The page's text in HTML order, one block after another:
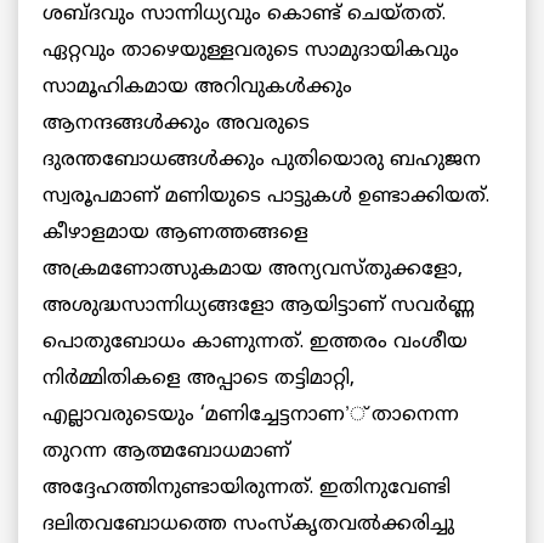
ശബ്ദവും സാന്നിധ്യവും കൊണ്ട് ചെയ്തത്.
ഏറ്റവും താഴെയുള്ളവരുടെ സാമുദായികവും
സാമൂഹികമായ അറിവുകള്‍ക്കും
ആനന്ദങ്ങള്‍ക്കും അവരുടെ
ദുരന്തബോധങ്ങള്‍ക്കും പുതിയൊരു ബഹുജന
സ്വരൂപമാണ് മണിയുടെ പാട്ടുകള്‍ ഉണ്ടാക്കിയത്.
കീഴാളമായ ആണത്തങ്ങളെ
അക്രമണോത്സുകമായ അന്യവസ്തുക്കളോ,
അശുദ്ധസാന്നിധ്യങ്ങളോ ആയിട്ടാണ് സവര്‍ണ്ണ
പൊതുബോധം കാണുന്നത്. ഇത്തരം വംശീയ
നിര്‍മ്മിതികളെ അപ്പാടെ തട്ടിമാറ്റി,
എല്ലാവരുടെയും ‘മണിച്ചേട്ടനാണ’് താനെന്ന
തുറന്ന ആത്മബോധമാണ്
അദ്ദേഹത്തിനുണ്ടായിരുന്നത്. ഇതിനുവേണ്ടി
ദലിതവബോധത്തെ സംസ്‌കൃതവല്‍ക്കരിച്ചു